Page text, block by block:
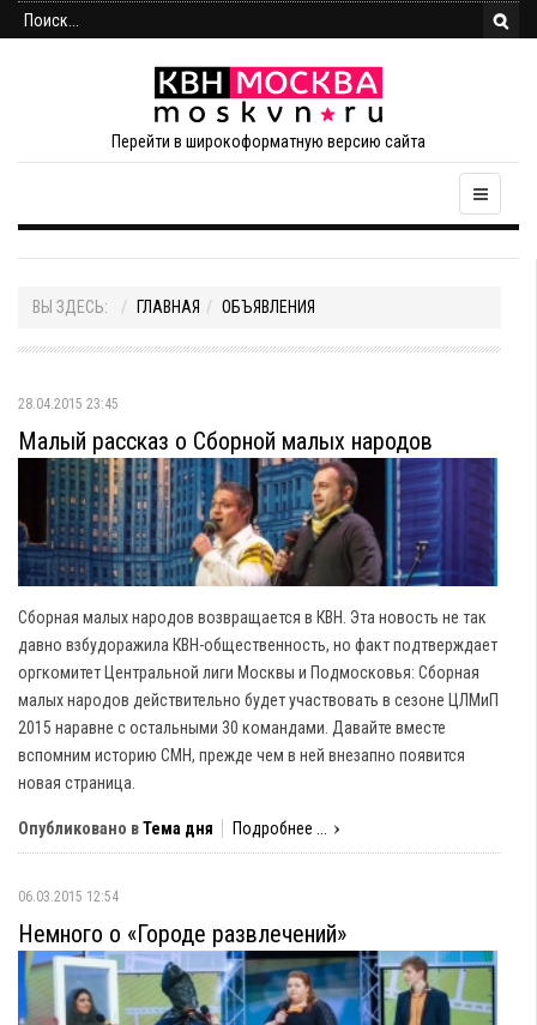
Перейти в широкоформатную версию сайта
ВЫ ЗДЕСЬ: ГЛАВНАЯ ОБЪЯВЛЕНИЯ
28.04.2015 23:45
Малый рассказ о Сборной малых народов
Сборная малых народов возвращается в КВН. Эта новость не так
давно взбудоражила КВН-общественность, но факт подтверждает
оргкомитет Центральной лиги Москвы и Подмосковья: Сборная
малых народов действительно будет участвовать в сезоне ЦЛМиП
2015 наравне с остальными 30 командами. Давайте вместе
вспомним историю СМН, прежде чем в ней внезапно появится
новая страница.
Опубликовано вТема дня Подробнее ...
06.03.2015 12:54
Немного о «Городе развлечений»